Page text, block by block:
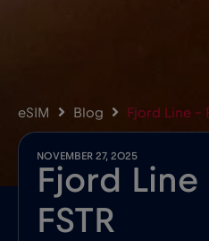
eSIM Blog Fjord Line –
NOVEMBER 27, 2025
Fjord Line
FSTR